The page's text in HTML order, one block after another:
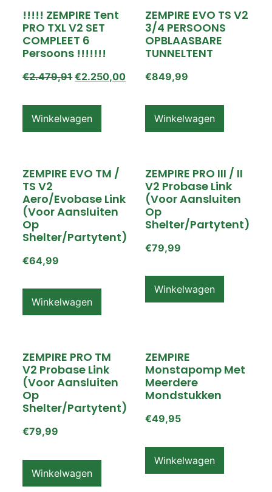
!!!!! ZEMPIRE Tent
PRO TXL V2 SET
COMPLEET 6
Persoons !!!!!!!
€2.479,91 €2.250,00
Winkelwagen
ZEMPIRE EVO TS V2
3/4 PERSOONS
OPBLAASBARE
TUNNELTENT
€849,99
Winkelwagen
ZEMPIRE EVO TM /
TS V2
Aero/Evobase Link
(voor Aansluiten
Op
Shelter/partytent)
€64,99
Winkelwagen
ZEMPIRE PRO III / II
V2 Probase Link
(voor Aansluiten
Op
Shelter/partytent)
€79,99
Winkelwagen
ZEMPIRE PRO TM
V2 Probase Link
(voor Aansluiten
Op
Shelter/partytent)
€79,99
Winkelwagen
ZEMPIRE
Monstapomp Met
Meerdere
Mondstukken
€49,95
Winkelwagen